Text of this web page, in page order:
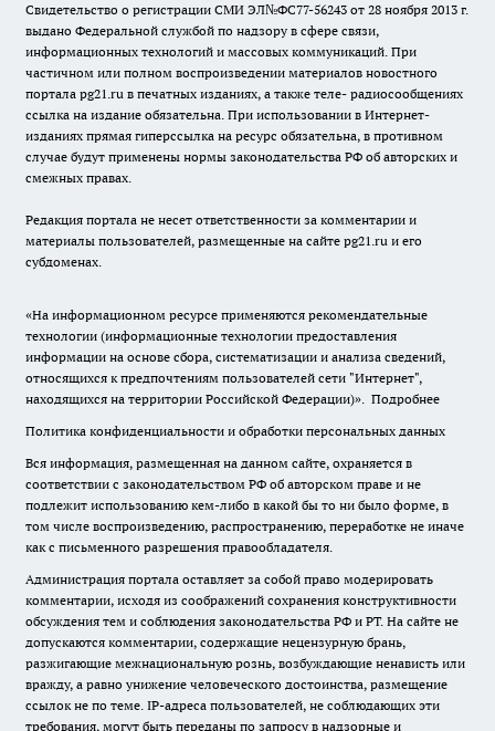
Свидетельство о регистрации СМИ ЭЛ№ФС77-56243 от 28 ноября 2013 г.
выдано Федеральной службой по надзору в сфере связи,
информационных технологий и массовых коммуникаций. При
частичном или полном воспроизведении материалов новостного
портала pg21.ru в печатных изданиях, а также теле- радиосообщениях
ссылка на издание обязательна. При использовании в Интернет-
изданиях прямая гиперссылка на ресурс обязательна, в противном
случае будут применены нормы законодательства РФ об авторских и
смежных правах.
Редакция портала не несет ответственности за комментарии и
материалы пользователей, размещенные на сайте pg21.ru и его
субдоменах.
«На информационном ресурсе применяются рекомендательные
технологии (информационные технологии предоставления
информации на основе сбора, систематизации и анализа сведений,
относящихся к предпочтениям пользователей сети "Интернет",
находящихся на территории Российской Федерации)». Подробнее
Политика конфиденциальности и обработки персональных данных
Вся информация, размещенная на данном сайте, охраняется в
соответствии с законодательством РФ об авторском праве и не
подлежит использованию кем-либо в какой бы то ни было форме, в
том числе воспроизведению, распространению, переработке не иначе
как с письменного разрешения правообладателя.
Администрация портала оставляет за собой право модерировать
комментарии, исходя из соображений сохранения конструктивности
обсуждения тем и соблюдения законодательства РФ и РТ. На сайте не
допускаются комментарии, содержащие нецензурную брань,
разжигающие межнациональную рознь, возбуждающие ненависть или
вражду, а равно унижение человеческого достоинства, размещение
ссылок не по теме. IP-адреса пользователей, не соблюдающих эти
требования, могут быть переданы по запросу в надзорные и